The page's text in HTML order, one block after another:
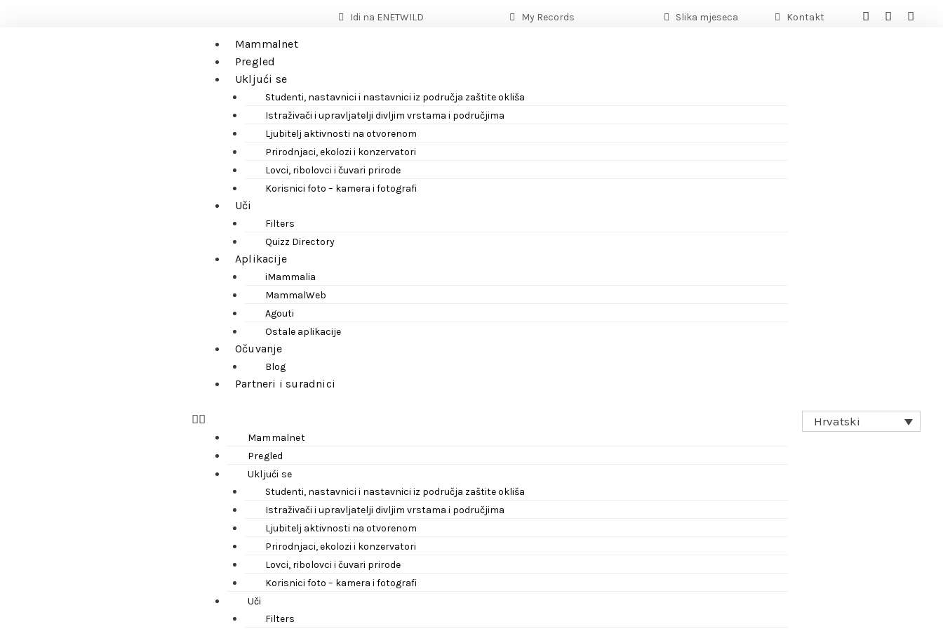
Idi na ENETWILD My Records Slika mjeseca Kontakt
Mammalnet
Pregled
Ukljući se
Studenti, nastavnici i nastavnici iz područja zaštite okliša
Istraživači i upravljatelji divljim vrstama i područjima
Ljubitelj aktivnosti na otvorenom
Prirodnjaci, ekolozi i konzervatori
Lovci, ribolovci i čuvari prirode
Korisnici foto – kamera i fotografi
Uči
Filters
Quizz Directory
Aplikacije
iMammalia
MammalWeb
Agouti
Ostale aplikacije
Očuvanje
Blog
Partneri i suradnici
Mammalnet
Pregled
Ukljući se
Studenti, nastavnici i nastavnici iz područja zaštite okliša
Istraživači i upravljatelji divljim vrstama i područjima
Ljubitelj aktivnosti na otvorenom
Prirodnjaci, ekolozi i konzervatori
Lovci, ribolovci i čuvari prirode
Korisnici foto – kamera i fotografi
Uči
Filters
Hrvatski